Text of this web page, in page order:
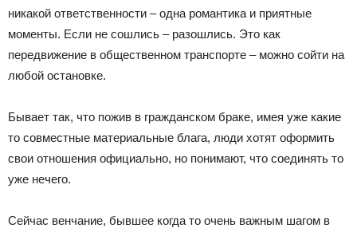
никакой ответственности – одна романтика и приятные
моменты. Если не сошлись – разошлись. Это как
передвижение в общественном транспорте – можно сойти на
любой остановке.
Бывает так, что пожив в гражданском браке, имея уже какие
то совместные материальные блага, люди хотят оформить
свои отношения официально, но понимают, что соединять то
уже нечего.
Сейчас венчание, бывшее когда то очень важным шагом в